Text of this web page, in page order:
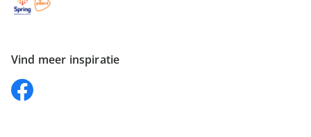
Vind meer inspiratie